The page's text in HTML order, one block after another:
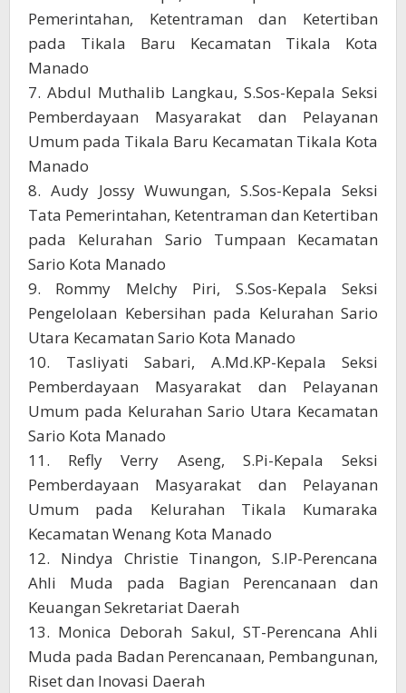
Pemerintahan, Ketentraman dan Ketertiban
pada Tikala Baru Kecamatan Tikala Kota
Manado
7. Abdul Muthalib Langkau, S.Sos-Kepala Seksi
Pemberdayaan Masyarakat dan Pelayanan
Umum pada Tikala Baru Kecamatan Tikala Kota
Manado
8. Audy Jossy Wuwungan, S.Sos-Kepala Seksi
Tata Pemerintahan, Ketentraman dan Ketertiban
pada Kelurahan Sario Tumpaan Kecamatan
Sario Kota Manado
9. Rommy Melchy Piri, S.Sos-Kepala Seksi
Pengelolaan Kebersihan pada Kelurahan Sario
Utara Kecamatan Sario Kota Manado
10. Tasliyati Sabari, A.Md.KP-Kepala Seksi
Pemberdayaan Masyarakat dan Pelayanan
Umum pada Kelurahan Sario Utara Kecamatan
Sario Kota Manado
11. Refly Verry Aseng, S.Pi-Kepala Seksi
Pemberdayaan Masyarakat dan Pelayanan
Umum pada Kelurahan Tikala Kumaraka
Kecamatan Wenang Kota Manado
12. Nindya Christie Tinangon, S.IP-Perencana
Ahli Muda pada Bagian Perencanaan dan
Keuangan Sekretariat Daerah
13. Monica Deborah Sakul, ST-Perencana Ahli
Muda pada Badan Perencanaan, Pembangunan,
Riset dan Inovasi Daerah